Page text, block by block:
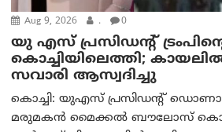
Aug 9, 2026 . 0
യു എസ് പ്രസിഡന്റ്
കൊച്ചിയിലെത്തി;
സവാരി ആസ്വദിച്ചു
കൊച്ചി: യുഎസ് പ്രസിഡന്റ്
മരുമകൻ മൈക്കൽ ബൗലോസ്